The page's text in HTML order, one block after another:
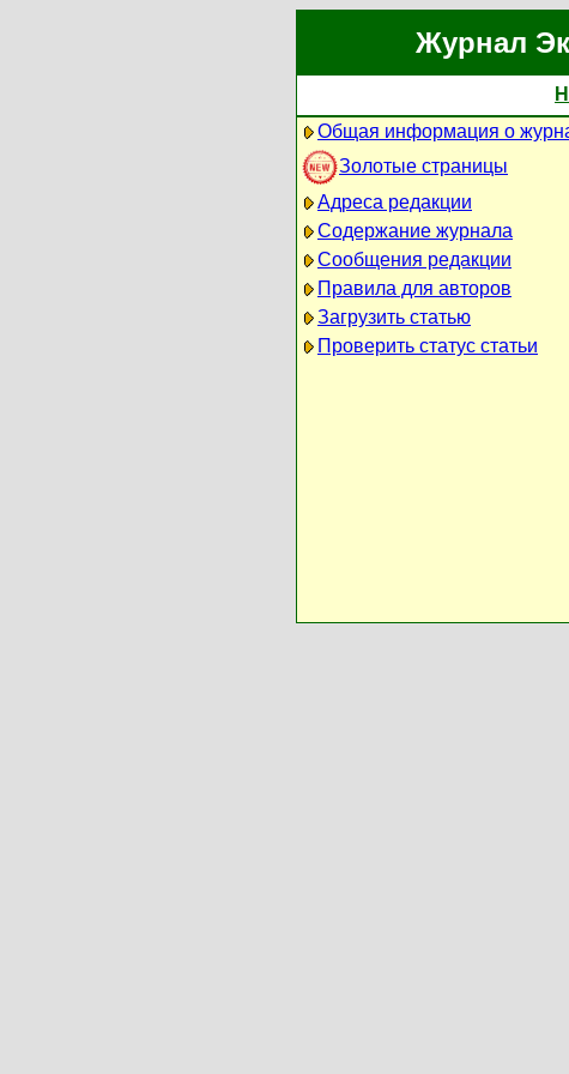
Журнал
Общая информация о
Золотые страницы
Адреса редакции
Содержание журнала
Сообщения редакции
Правила для авторов
Загрузить статью
Проверить статус статьи